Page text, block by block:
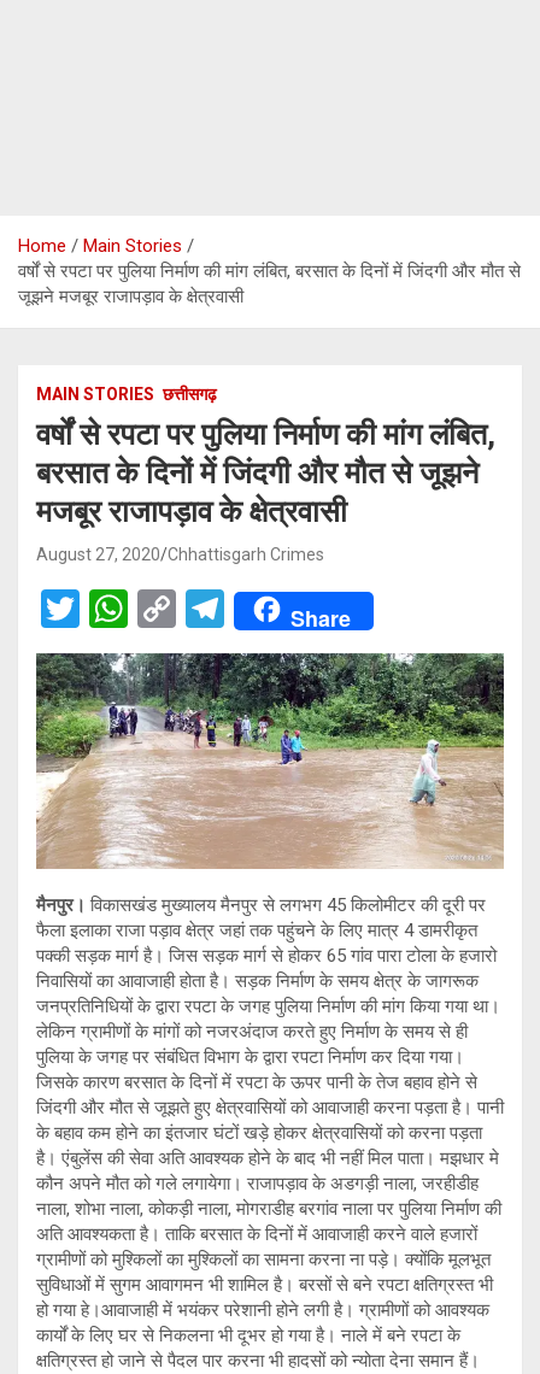
Home
Main Stories
वर्षों से रपटा पर पुलिया निर्माण की मांग लंबित, बरसात के दिनों में जिंदगी और मौत से
जूझने मजबूर राजापड़ाव के क्षेत्रवासी
MAIN STORIES छत्तीसगढ़
वर्षों से रपटा पर पुलिया निर्माण की मांग लंबित,
बरसात के दिनों में जिंदगी और मौत से जूझने
मजबूर राजापड़ाव के क्षेत्रवासी
August 27, 2020 Chhattisgarh Crimes
T
wi
tt
er
W
h
at
s
A
p
p
C
o
py
Li
n
k
T
el
e
gr
a
m
Share
मैनपुर। विकासखंड मुख्यालय मैनपुर से लगभग 45 किलोमीटर की दूरी पर
फैला इलाका राजा पड़ाव क्षेत्र जहां तक पहुंचने के लिए मात्र 4 डामरीकृत
पक्की सड़क मार्ग है। जिस सड़क मार्ग से होकर 65 गांव पारा टोला के हजारो
निवासियों का आवाजाही होता है। सड़क निर्माण के समय क्षेत्र के जागरूक
जनप्रतिनिधियों के द्वारा रपटा के जगह पुलिया निर्माण की मांग किया गया था।
लेकिन ग्रामीणों के मांगों को नजरअंदाज करते हुए निर्माण के समय से ही
पुलिया के जगह पर संबंधित विभाग के द्वारा रपटा निर्माण कर दिया गया।
जिसके कारण बरसात के दिनों में रपटा के ऊपर पानी के तेज बहाव होने से
जिंदगी और मौत से जूझते हुए क्षेत्रवासियों को आवाजाही करना पड़ता है। पानी
के बहाव कम होने का इंतजार घंटों खड़े होकर क्षेत्रवासियों को करना पड़ता
है। एंबुलेंस की सेवा अति आवश्यक होने के बाद भी नहीं मिल पाता। मझधार मे
कौन अपने मौत को गले लगायेगा। राजापड़ाव के अडगड़ी नाला, जरहीडीह
नाला, शोभा नाला, कोकड़ी नाला, मोगराडीह बरगांव नाला पर पुलिया निर्माण की
अति आवश्यकता है। ताकि बरसात के दिनों में आवाजाही करने वाले हजारों
ग्रामीणों को मुश्किलों का मुश्किलों का सामना करना ना पड़े। क्योंकि मूलभूत
सुविधाओं में सुगम आवागमन भी शामिल है। बरसों से बने रपटा क्षतिग्रस्त भी
हो गया हे।आवाजाही में भयंकर परेशानी होने लगी है। ग्रामीणों को आवश्यक
कार्यों के लिए घर से निकलना भी दूभर हो गया है। नाले में बने रपटा के
क्षतिग्रस्त हो जाने से पैदल पार करना भी हादसों को न्योता देना समान हैं।